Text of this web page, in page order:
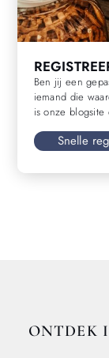
Ben jij een
iemand die
is onze
Snelle
ONTDEK